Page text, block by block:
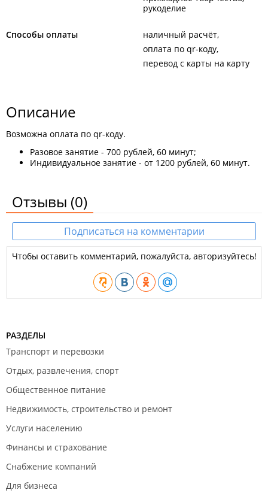
рукоделие
Способы оплаты
наличный расчёт
оплата по qr-коду
перевод с карты на карту
Описание
Возможна оплата по qr-коду.
Разовое занятие - 700 рублей, 60 минут;
Индивидуальное занятие - от 1200 рублей, 60 минут.
Отзывы (0)
Подписаться на комментарии
Чтобы оставить комментарий, пожалуйста, авторизуйтесь!
РАЗДЕЛЫ
Транспорт и перевозки
Отдых, развлечения, спорт
Общественное питание
Недвижимость, строительство и ремонт
Услуги населению
Финансы и страхование
Снабжение компаний
Для бизнеса